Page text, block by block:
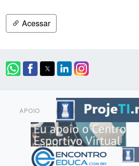
Acessar
APOIO